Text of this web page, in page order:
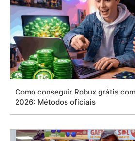
Como conseguir Robux grátis
2026: Métodos oficiais